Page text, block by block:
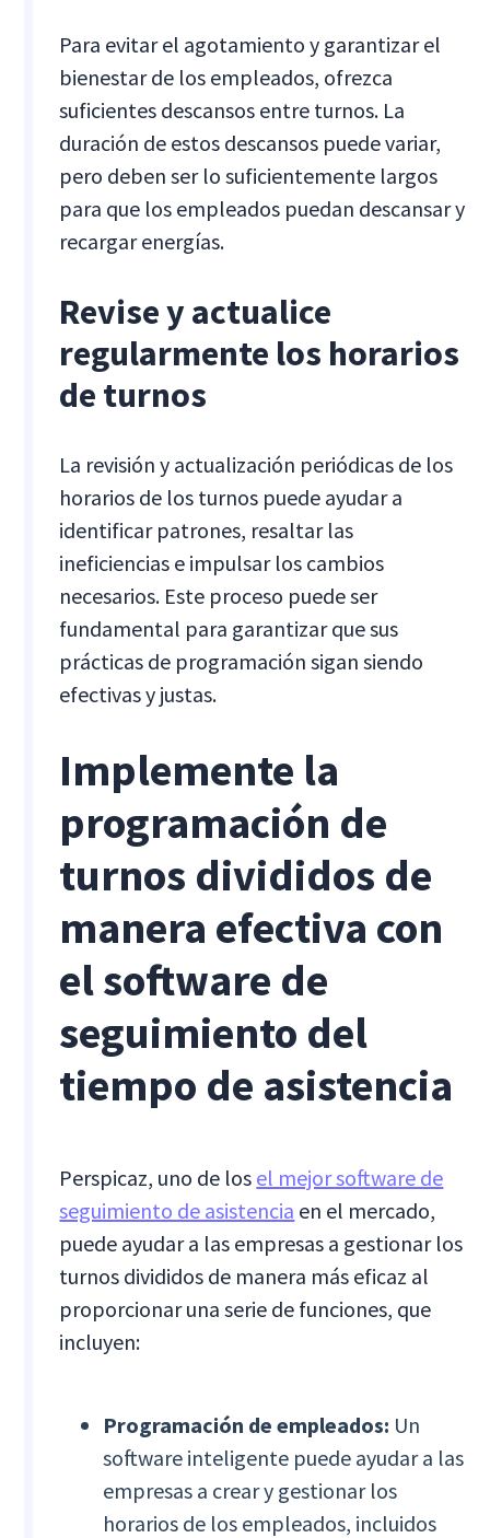
Para evitar el agotamiento y garantizar el
bienestar de los empleados, ofrezca
suficientes descansos entre turnos. La
duración de estos descansos puede variar,
pero deben ser lo suficientemente largos
para que los empleados puedan descansar y
recargar energías.
Revise y actualice
regularmente los horarios
de turnos
La revisión y actualización periódicas de los
horarios de los turnos puede ayudar a
identificar patrones, resaltar las
ineficiencias e impulsar los cambios
necesarios. Este proceso puede ser
fundamental para garantizar que sus
prácticas de programación sigan siendo
efectivas y justas.
Implemente la
programación de
turnos divididos de
manera efectiva con
el software de
seguimiento del
tiempo de asistencia
Perspicaz, uno de los el mejor software de
seguimiento de asistencia en el mercado,
puede ayudar a las empresas a gestionar los
turnos divididos de manera más eficaz al
proporcionar una serie de funciones, que
incluyen:
Programación de empleados: Un
software inteligente puede ayudar a las
empresas a crear y gestionar los
horarios de los empleados, incluidos